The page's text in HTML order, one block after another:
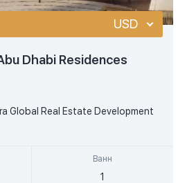
Dhabi Residences
Global Real Estate Development
Ванн
1
USD
AED